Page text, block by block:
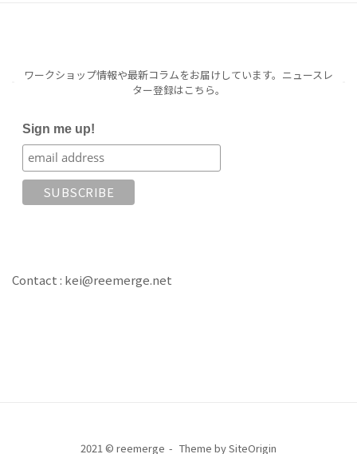
ワークショップ情報や最新コラムをお届けしています。ニュースレ
ター登録はこちら。
Sign me up!
Contact : kei@reemerge.net
2021 © reemerge Theme bySiteOrigin